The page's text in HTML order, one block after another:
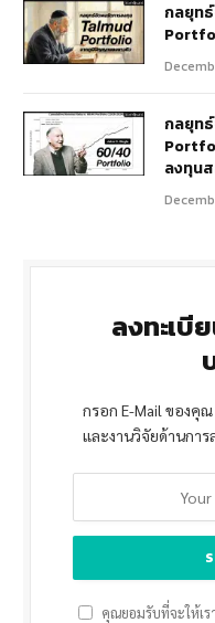
กลยุท
กลยุท
ลงทุน
ลงทะเบี
กรอก E-Mail ของคุ
และงานวิจัยด้านกา
คุณยอมรับที่จะให้เร